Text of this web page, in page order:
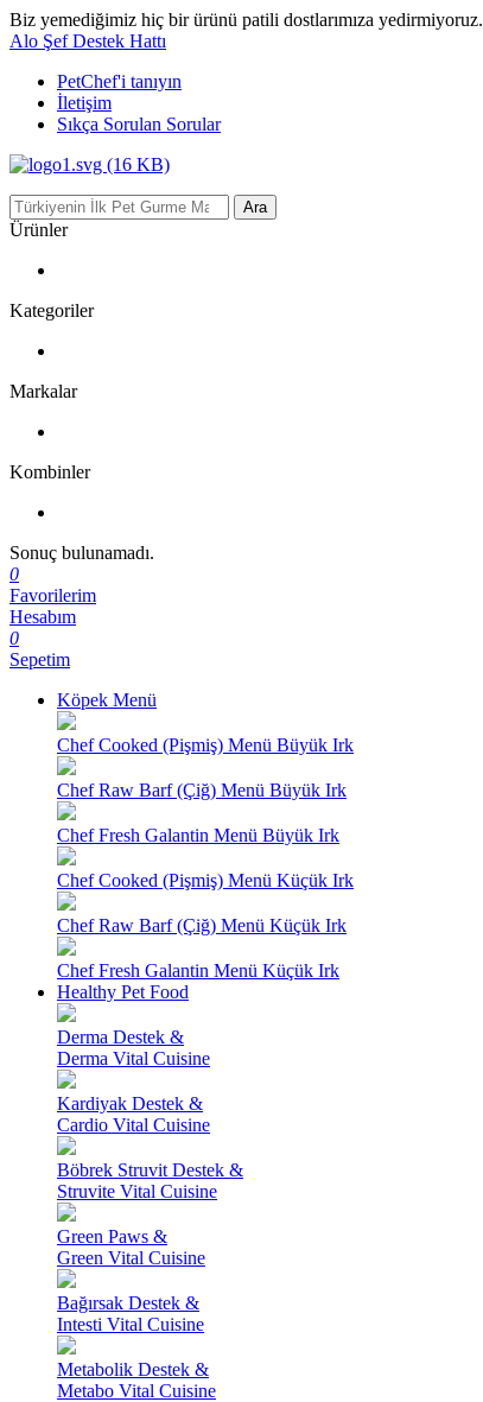
Biz yemediğimiz hiç bir ürünü patili dostlarımıza yedirmiyoruz.
Alo Şef Destek Hattı
PetChef'i tanıyın
İletişim
Sıkça Sorulan Sorular
Ara
Ürünler
Kategoriler
Markalar
Kombinler
Sonuç bulunamadı.
0
Favorilerim
Hesabım
0
Sepetim
Köpek Menü
Chef Cooked (Pişmiş) Menü Büyük Irk
Chef Raw Barf (Çiğ) Menü Büyük Irk
Chef Fresh Galantin Menü Büyük Irk
Chef Cooked (Pişmiş) Menü Küçük Irk
Chef Raw Barf (Çiğ) Menü Küçük Irk
Chef Fresh Galantin Menü Küçük Irk
Healthy Pet Food
Derma Destek &
Derma Vital Cuisine
Kardiyak Destek &
Cardio Vital Cuisine
Böbrek Struvit Destek &
Struvite Vital Cuisine
Green Paws &
Green Vital Cuisine
Bağırsak Destek &
Intesti Vital Cuisine
Metabolik Destek &
Metabo Vital Cuisine